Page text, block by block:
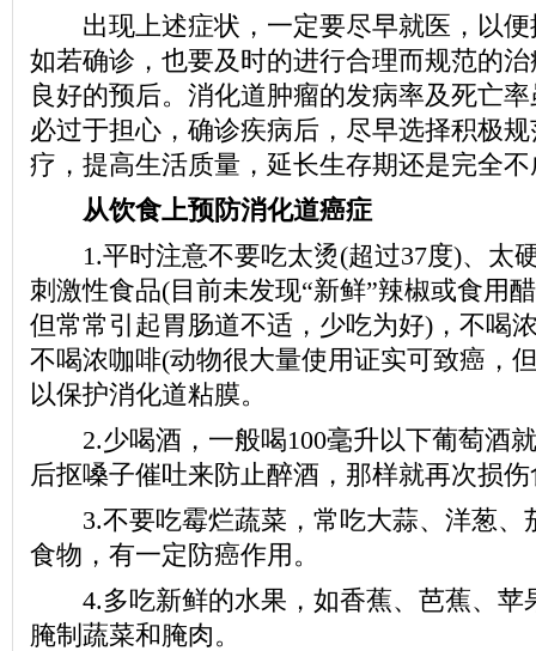
出现上述症状，一定要尽早就医，以便
如若确诊，也要及时的进行合理而规范的
良好的预后。消化道肿瘤的发病率及死亡
必过于担心，确诊疾病后，尽早选择积极
疗，提高生活质量，延长生存期还是完全
从饮食上预防消化道癌症
1.平时注意不要吃太烫(超过37度)、太
刺激性食品(目前未发现“新鲜”辣椒或食用
但常常引起胃肠道不适，少吃为好)，不喝
不喝浓咖啡(动物很大量使用证实可致癌，
以保护消化道粘膜。
2.少喝酒，一般喝100毫升以下葡萄酒
后抠嗓子催吐来防止醉酒，那样就再次损
3.不要吃霉烂蔬菜，常吃大蒜、洋葱、
食物，有一定防癌作用。
4.多吃新鲜的水果，如香蕉、芭蕉、苹
腌制蔬菜和腌肉。